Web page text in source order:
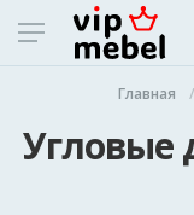
Главная
Угловые